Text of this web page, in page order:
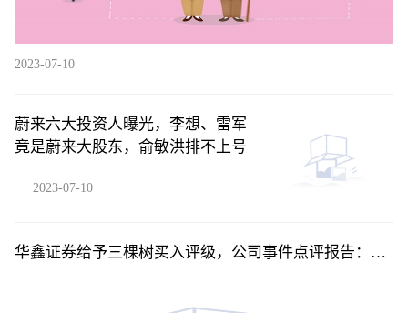
2023-07-10
蔚来六大投资人曝光，李想、雷军
竟是蔚来大股东，俞敏洪排不上号
2023-07-10
华鑫证券给予三棵树买入评级，公司事件点评报告：Q2